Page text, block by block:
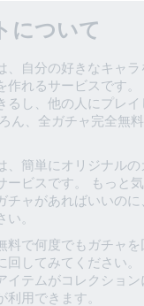
について
、自分の好きなキャラ
作れるサービスです
るし、他の人にプレイ
ん、全ガチャ完全無
、簡単にオリジナル
ービスです。 もっと
チャがあればいいの
。
料で何度でもガチャ
回してみてください
イテムがコレクショ
利用できます。